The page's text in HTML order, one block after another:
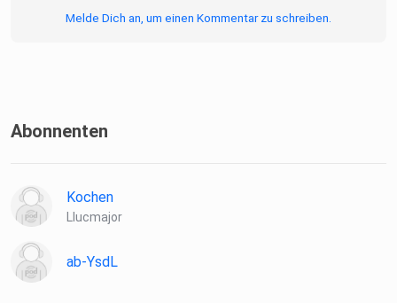
Melde Dich an, um einen Kommentar zu schreiben.
Abonnenten
Kochen
Llucmajor
ab-YsdL